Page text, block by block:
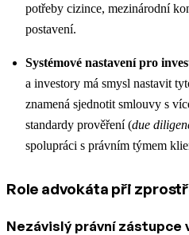
potřeby cizince, mezinárodní
postavení.
Systémové nastavení pro
a investory má smysl nastavit
znamená sjednotit smlouvy s
standardy prověření (due
spolupráci s právním týmem
Role advokáta při
Nezávislý právní zástupce